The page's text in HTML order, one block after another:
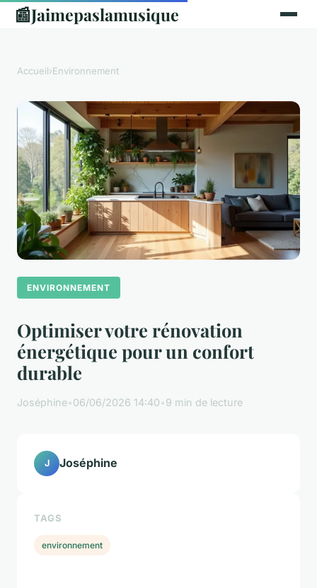
📰Jaimepaslamusique
Accueil›Environnement
ENVIRONNEMENT
Optimiser votre rénovation
énergétique pour un confort
durable
Joséphine•06/06/2026 14:40•9 min de lecture
J Joséphine
TAGS
environnement